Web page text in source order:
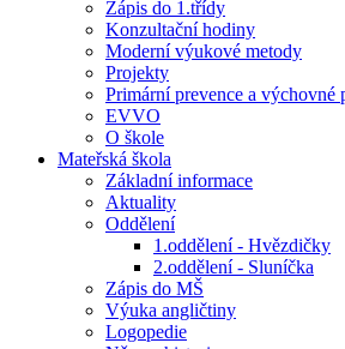
Zápis do 1.třídy
Konzultační hodiny
Moderní výukové metody
Projekty
Primární prevence a výchovné
EVVO
O škole
Mateřská škola
Základní informace
Aktuality
Oddělení
1.oddělení - Hvězdičky
2.oddělení - Sluníčka
Zápis do MŠ
Výuka angličtiny
Logopedie